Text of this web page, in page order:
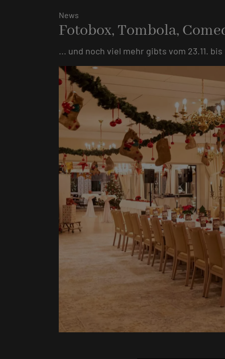
News
Fotobox, Tombola,
... und noch viel mehr gibts vom 23.11. bis